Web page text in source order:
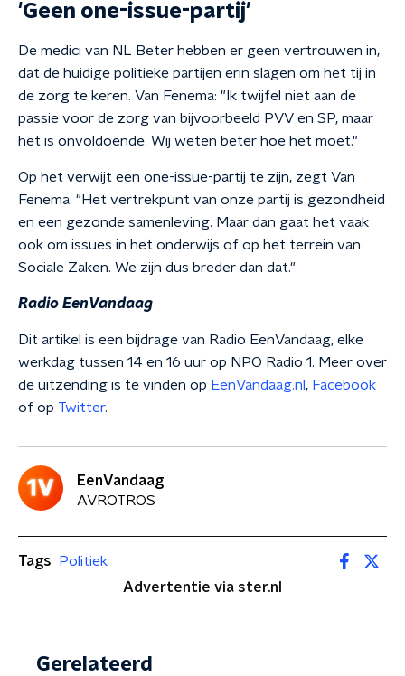
'Geen one-issue-partij'
De medici van NL Beter hebben er geen vertrouwen in,
dat de huidige politieke partijen erin slagen om het tij in
de zorg te keren. Van Fenema: "Ik twijfel niet aan de
passie voor de zorg van bijvoorbeeld PVV en SP, maar
het is onvoldoende. Wij weten beter hoe het moet."
Op het verwijt een one-issue-partij te zijn, zegt Van
Fenema: "Het vertrekpunt van onze partij is gezondheid
en een gezonde samenleving. Maar dan gaat het vaak
ook om issues in het onderwijs of op het terrein van
Sociale Zaken. We zijn dus breder dan dat."
Radio EenVandaag
Dit artikel is een bijdrage van Radio EenVandaag, elke
werkdag tussen 14 en 16 uur op NPO Radio 1. Meer over
de uitzending is te vinden op EenVandaag.nl , Facebook
of op Twitter.
EenVandaag
AVROTROS
Tags
Politiek
Advertentie via ster.nl
Gerelateerd